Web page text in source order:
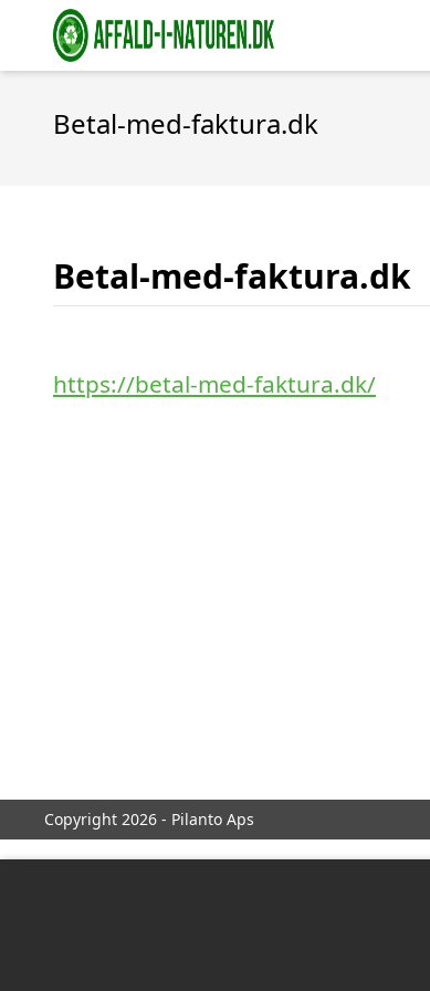
Betal-med-faktura.dk
Betal-med-faktura.dk
https://betal-med-faktura.dk/
Copyright 2026 - Pilanto Aps